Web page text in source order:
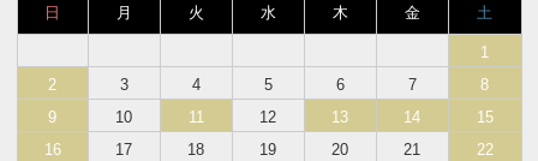
日 月 火 水 木 金 土
1
2
3 4 5 6 7
8
9
10 11 12 13 14
15
16
17 18 19 20 21
22